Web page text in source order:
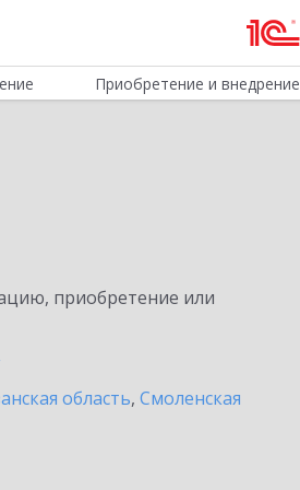
Приобретение и внедрение
приобретение или
область, Смоленская